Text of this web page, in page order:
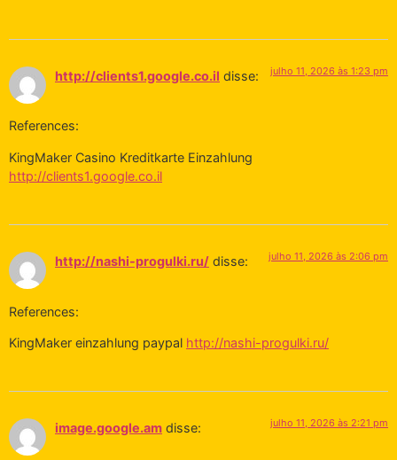
http://clients1.google.co.il disse: julho 11, 2026 às 1:23 pm
References:
KingMaker Casino Kreditkarte Einzahlung
http://clients1.google.co.il
http://nashi-progulki.ru/ disse: julho 11, 2026 às 2:06 pm
References:
KingMaker einzahlung paypal http://nashi-progulki.ru/
image.google.am disse: julho 11, 2026 às 2:21 pm